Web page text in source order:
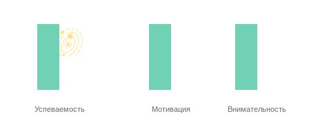
Успеваемость Мотивация Внимательность